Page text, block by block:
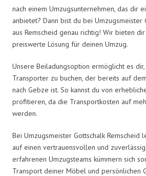
nach einem Umzugsunternehmen, das dir
anbietet? Dann bist du bei Umzugsmeister
aus Remscheid genau richtig! Wir bieten
preiswerte Lösung für deinen Umzug.
Unsere Beiladungsoption ermöglicht es
Transporter zu buchen, der bereits auf
nach Gebze ist. So kannst du von
profitieren, da die Transportkosten auf
werden.
Bei Umzugsmeister Gottschalk
auf einen vertrauensvollen und
erfahrenen Umzugsteams kümmern sich
Transport deiner Möbel und persönlichen